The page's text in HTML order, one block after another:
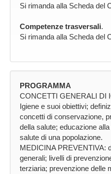
Si rimanda alla Scheda del
Competenze trasversali.
Si rimanda alla Scheda del
PROGRAMMA
CONCETTI GENERALI DI
Igiene e suoi obiettivi;
concetti di conservazione,
della salute; educazione
salute di una popolazione.
MEDICINA PREVENTIVA:
generali; livelli di
terziaria; prevenzione delle